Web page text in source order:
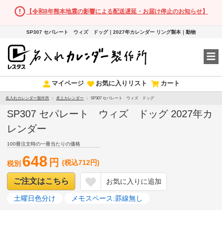
【令和8年熊本地震の影響による配送遅延・お届け停止のお知らせ】
SP307 セパレート ウィズ ドッグ｜2027年カレンダー リング製本｜動物
マイページ お気に入りリスト カート
名入れカレンダー製作所 卓上カレンダー SP307 セパレート ウィズ ドッグ
SP307 セパレート ウィズ ドッグ 2027年カ
レンダー
100冊注文時の一冊当たりの価格
税別 648 円 (税込712円)
ご注文はこちら お気に入りに追加
土曜日色分け メモスペース:罫線無し